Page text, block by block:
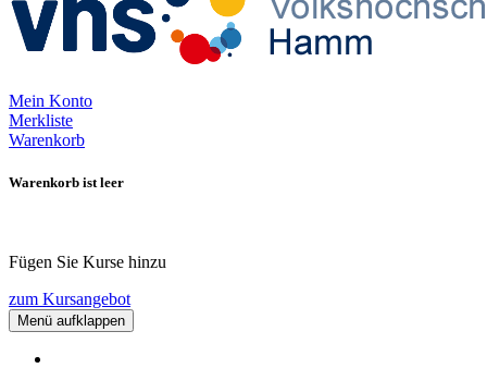
Mein Konto
Merkliste
Warenkorb
Warenkorb ist leer
Fügen Sie Kurse hinzu
zum Kursangebot
Menü aufklappen